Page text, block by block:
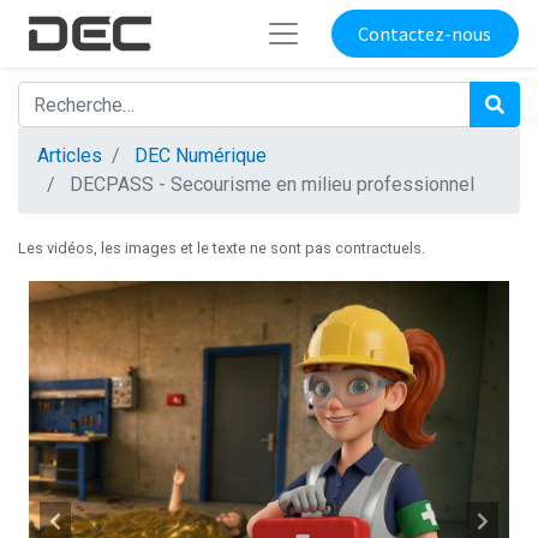
Contactez-nous
Articles
DEC Numérique
DECPASS - Secourisme en milieu professionnel
Les vidéos, les images et le texte ne sont pas contractuels.